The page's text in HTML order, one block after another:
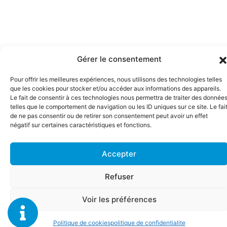
Gérer le consentement
Pour offrir les meilleures expériences, nous utilisons des technologies telles
que les cookies pour stocker et/ou accéder aux informations des appareils.
Le fait de consentir à ces technologies nous permettra de traiter des données
telles que le comportement de navigation ou les ID uniques sur ce site. Le fait
de ne pas consentir ou de retirer son consentement peut avoir un effet
négatif sur certaines caractéristiques et fonctions.
Accepter
Refuser
Voir les préférences
Politique de cookiespolitique de confidentialite